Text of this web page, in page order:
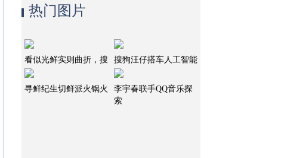
热门图片
看似光鲜实则曲折，搜 搜狗汪仔搭车人工智能
寻鲜纪生切鲜派火锅火
李宇春联手QQ音乐探
索